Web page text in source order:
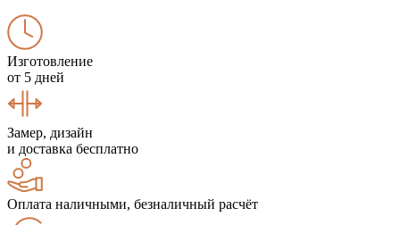
Изготовление
от 5 дней
Замер, дизайн
и доставка бесплатно
Оплата наличными, безналичный расчёт